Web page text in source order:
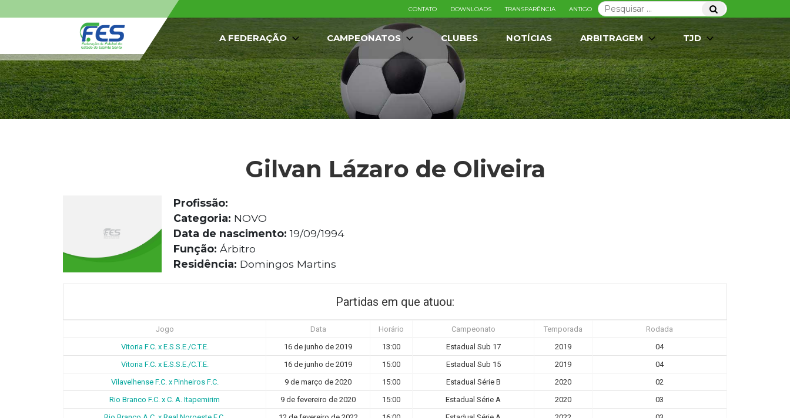
Pesquisar
por:
Pesquisar
CONTATO DOWNLOADS TRANSPARÊNCIA ANTIGO
A FEDERAÇÃO CAMPEONATOS CLUBES NOTÍCIAS ARBITRAGEM TJD
Gilvan Lázaro de Oliveira
Profissão:
Categoria: NOVO
Data de nascimento: 19/09/1994
Função: Árbitro
Residência: Domingos Martins
Partidas em que atuou:
Jogo Data Horário Campeonato Temporada
Rodada
Vitoria F.C. x E.S.S.E./C.T.E.
16 de junho de 2019 13:00 Estadual Sub 17 2019
04
Vitoria F.C. x E.S.S.E./C.T.E.
16 de junho de 2019 15:00 Estadual Sub 15 2019
04
Vilavelhense F.C. x Pinheiros F.C.
9 de março de 2020 15:00 Estadual Série B 2020
02
Rio Branco F.C. x C. A. Itapemirim
9 de fevereiro de 2020 15:00 Estadual Série A 2020
03